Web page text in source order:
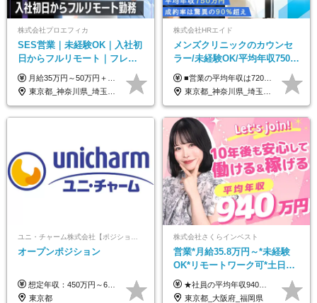
株式会社プロエフィカ
SES営業｜未経験OK｜入社初
日からフルリモート｜フレッ
クス可｜残業月平均10h以下｜
事業立ち上げメンバー
月給35万円～50万円＋交通費 ◎経験やスキルを考慮し、最大限優遇します ◎上記月給は固定残業代月40時間分(月10万9,375～)を含みます。残業時間が超過した場合はその分追加支給します ◎試用期間6カ月あり(給与や待遇は同じです)
東京都_神奈川県_埼玉県_千葉県_大阪府_愛知県_北海道_青森県_岩手県_宮城県_秋田県_山形県_福島県_茨城県_栃木県_群馬県_新潟県_山梨県_長野県_富山県_石川県_福井県_静岡県_岐阜県_三重県_兵庫県_京都府_滋賀県_奈良県_和歌山県_広島県_岡山県_鳥取県_島根県_山口県_徳島県_香川県_愛媛県_高知県_福岡県_熊本県_佐賀県_長崎県_大分県_宮崎県_鹿児島県_沖縄県
株式会社HRエイド
メンズクリニックのカウンセ
ラー/未経験OK/平均年収750万
円/4人に1人が年収1000万円超
え/成約率90％
■営業の平均年収は720万円！ ■4人に1人が年収1000万円超え 月給27万円～100万円+インセンティブ(平均月20～40万円程) ＜インセンティブ制度について＞ 当社では創業以来、頑張ったらその分稼げる環境づくりに注力。カウンセラー部署では、個人の成約金額・チームの成果・事業部の売上利益を掛け合わせる新しいインセンティブ制度を導入しました。あなたの頑張り次第で毎月高インセンティブが実現できる体制です！ ※上記金額には固定残業代（35,500円以上～・30時間分）が含まれます。時間超過分は追加支給します。 ※試用期間3か月あり。研修期間3か月中は、月給25万円～30万円になります。(固定残業代：35,500円～・23h分を含む) ※インセンティブの一部は、研修期間中から支給されます。その他待遇の差異はありません。
東京都_神奈川県_埼玉県_千葉県_大阪府_愛知県_北海道_宮城県_栃木県_群馬県_静岡県_兵庫県_京都府_岡山県_熊本県
オープンポジション
想定年収：450万円～650万円 ※経験・能力を考慮の上、規定により優遇いたします ※試用期間6ヵ月（その間の給与・待遇に変動はありません）
東京都
株式会社さくらインベスト
営業*月給35.8万円～*未経験
OK*リモートワーク可*土日祝
休み*年休123日以上*転職者全
員が収入UP
★社員の平均年収940万円（※2025年11月時点） ★転職者は全員収入アップを実現 ★入社半年で昇給した実績あり！ 【営業未経験】 月給35万8,000円～（固定残業代含む）＋インセンティブ ＋賞与年2回 【管理職候補】 月給40万円～100万円＋インセンティブ＋賞与年2回 ※固定残業代は、時間外労働の有無にかかわらず月25時間分（月5万8,000円～）を支給します。 ※上記を超える時間外労働分は、別途追加で支給します。 ＼月給額が高い理由について／ 当社が扱うのは、1件あたり100万円以上となる高単価な金融商品です。 そのため月給ベースも高く設定して社員に還元しています。 ＜試用期間中の給与＞※営業未経験の方 試用期間2カ月あり。 月給25万円＋営業手当5万円（資格取得後より日割り支給） ※残業代は別途全額支給します。 ※その他の待遇に差異はありません。 ★時短勤務も可能です ・7時間勤務：月給26万2,500円～＋インセンティブ＋賞与（年2回） ・6時間勤務：月給24万円～＋インセンティブ＋賞与（年2回） （時短勤務例）9:00-16:00、10:00-17:00など
東京都_大阪府_福岡県